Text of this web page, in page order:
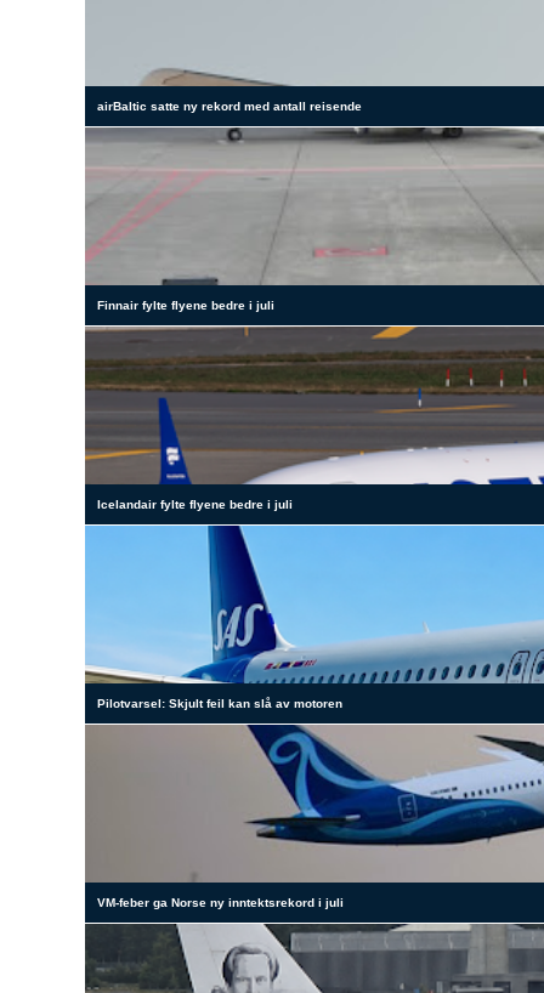
airBaltic satte ny rekord med antall reisende
Finnair fylte flyene bedre i juli
Icelandair fylte flyene bedre i juli
Pilotvarsel: Skjult feil kan slå av motoren
VM-feber ga Norse ny inntektsrekord i juli